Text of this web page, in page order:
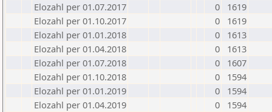
Elozahl per 01.07.2017
0
1619
Elozahl per 01.10.2017
0
1619
Elozahl per 01.01.2018
0
1613
Elozahl per 01.04.2018
0
1613
Elozahl per 01.07.2018
0
1607
Elozahl per 01.10.2018
0
1594
Elozahl per 01.01.2019
0
1594
Elozahl per 01.04.2019
0
1594